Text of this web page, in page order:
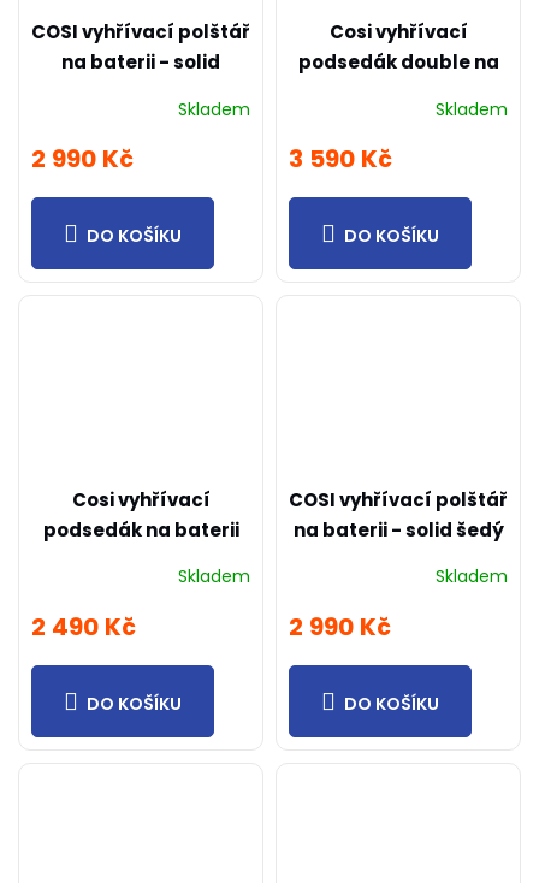
COSI vyhřívací polštář
na baterii - solid
Skladem
2 990 Kč
DO KOŠÍKU
Cosi vyhřívací
podsedák double na
90x40cm
Skladem
3 590 Kč
DO KOŠÍKU
Cosi vyhřívací
podsedák na baterii
40x40cm
Skladem
2 490 Kč
DO KOŠÍKU
COSI vyhřívací polštář
na baterii - solid šedý
Skladem
2 990 Kč
DO KOŠÍKU